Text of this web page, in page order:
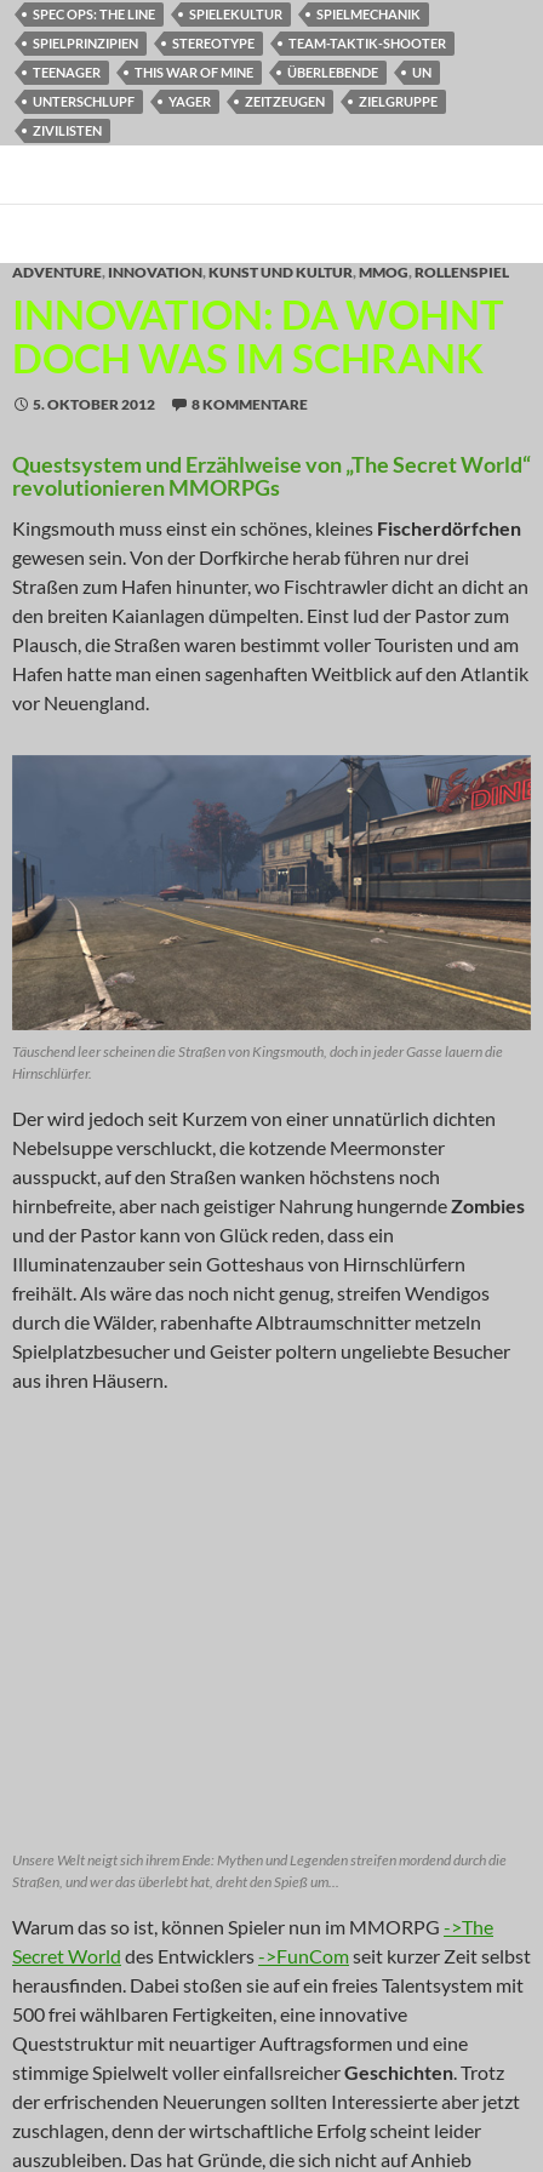
SPEC OPS: THE LINE SPIELEKULTUR
SPIELMECHANIK
SPIELPRINZIPIEN
STEREOTYPE
TEAM-TAKTIK-SHOOTER
TEENAGER
THIS WAR OF MINE ÜBERLEBENDE
UN
UNTERSCHLUPF
YAGER ZEITZEUGEN
ZIELGRUPPE
ZIVILISTEN
ADVENTURE, INNOVATION, KUNST UND KULTUR, MMOG, ROLLENSPIEL
INNOVATION: DA WOHNT
DOCH WAS IM SCHRANK
5. OKTOBER 2012 8 KOMMENTARE
Questsystem und Erzählweise von „The Secret World“
revolutionieren MMORPGs
Kingsmouth muss einst ein schönes, kleines Fischerdörfchen
gewesen sein. Von der Dorfkirche herab führen nur drei
Straßen zum Hafen hinunter, wo Fischtrawler dicht an dicht an
den breiten Kaianlagen dümpelten. Einst lud der Pastor zum
Plausch, die Straßen waren bestimmt voller Touristen und am
Hafen hatte man einen sagenhaften Weitblick auf den Atlantik
vor Neuengland.
Täuschend leer scheinen die Straßen von Kingsmouth, doch in jeder Gasse lauern die
Hirnschlürfer.
Der wird jedoch seit Kurzem von einer unnatürlich dichten
Nebelsuppe verschluckt, die kotzende Meermonster
ausspuckt, auf den Straßen wanken höchstens noch
hirnbefreite, aber nach geistiger Nahrung hungernde Zombies
und der Pastor kann von Glück reden, dass ein
Illuminatenzauber sein Gotteshaus von Hirnschlürfern
freihält. Als wäre das noch nicht genug, streifen Wendigos
durch die Wälder, rabenhafte Albtraumschnitter metzeln
Spielplatzbesucher und Geister poltern ungeliebte Besucher
aus ihren Häusern.
Unsere Welt neigt sich ihrem Ende: Mythen und Legenden streifen mordend durch die
Straßen, und wer das überlebt hat, dreht den Spieß um...
Warum das so ist, können Spieler nun im MMORPG ->The
Secret World des Entwicklers->FunComseit kurzer Zeit selbst
herausfinden. Dabei stoßen sie auf ein freies Talentsystem mit
500 frei wählbaren Fertigkeiten, eine innovative
Queststruktur mit neuartiger Auftragsformen und eine
stimmige Spielwelt voller einfallsreicherGeschichten . Trotz
der erfrischenden Neuerungen sollten Interessierte aber jetzt
zuschlagen, denn der wirtschaftliche Erfolg scheint leider
auszubleiben. Das hat Gründe, die sich nicht auf Anhieb